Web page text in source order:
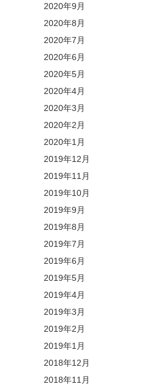
2020年9月
2020年8月
2020年7月
2020年6月
2020年5月
2020年4月
2020年3月
2020年2月
2020年1月
2019年12月
2019年11月
2019年10月
2019年9月
2019年8月
2019年7月
2019年6月
2019年5月
2019年4月
2019年3月
2019年2月
2019年1月
2018年12月
2018年11月